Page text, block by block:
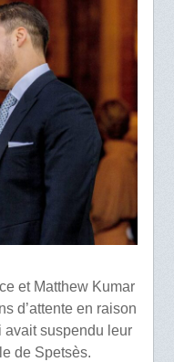
et Matthew Kumar
d’attente en raison
avait suspendu leur
de Spetsès.